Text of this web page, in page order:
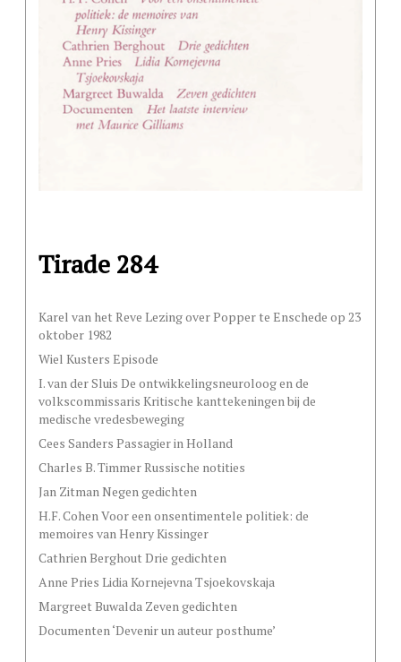
Tirade 284
Karel van het Reve Lezing over Popper te Enschede op 23
oktober 1982
Wiel Kusters Episode
I. van der Sluis De ontwikkelingsneuroloog en de
volkscommissaris Kritische kanttekeningen bij de
medische vredesbeweging
Cees Sanders Passagier in Holland
Charles B. Timmer Russische notities
Jan Zitman Negen gedichten
H.F. Cohen Voor een onsentimentele politiek: de
memoires van Henry Kissinger
Cathrien Berghout Drie gedichten
Anne Pries Lidia Kornejevna Tsjoekovskaja
Margreet Buwalda Zeven gedichten
Documenten ‘Devenir un auteur posthume’